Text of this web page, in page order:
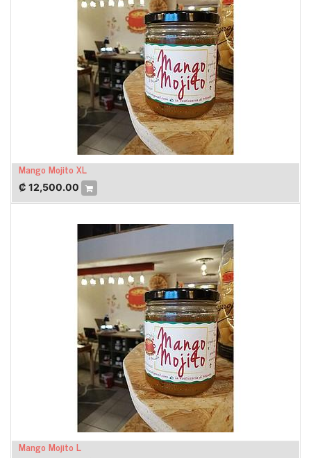
Mango Mojito XL
₡ 12,500.00
Mango Mojito L